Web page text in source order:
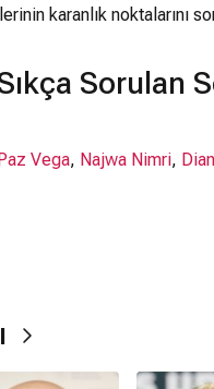
karanlık noktalarını
Sorulan
Vega, Najwa Nimri,